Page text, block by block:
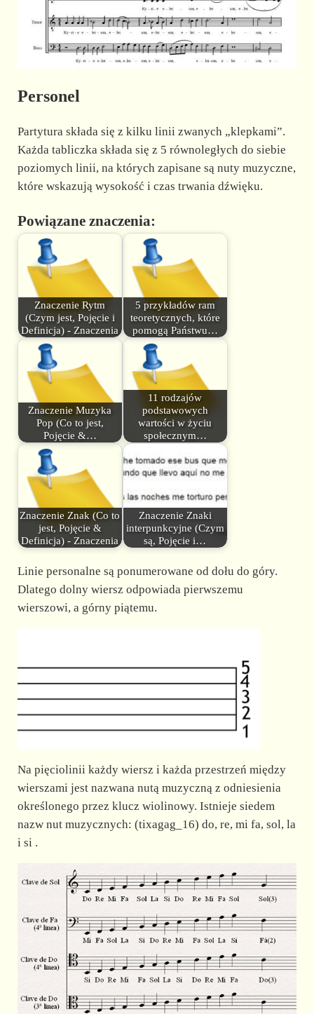
Personel
Partytura składa się z kilku linii zwanych „klepkami”.
Każda tabliczka składa się z 5 równoległych do siebie
poziomych linii, na których zapisane są nuty muzyczne,
które wskazują wysokość i czas trwania dźwięku.
Powiązane znaczenia:
Znaczenie Rytm
(Czym jest, Pojęcie i
Definicja) - Znaczenia
5 przykładów ram
teoretycznych, które
pomogą Państwu…
Znaczenie Muzyka
Pop (Co to jest,
Pojęcie &…
11 rodzajów
podstawowych
wartości w życiu
społecznym…
Znaczenie Znak (Co to
jest, Pojęcie &
Definicja) - Znaczenia
Znaczenie Znaki
interpunkcyjne (Czym
są, Pojęcie i…
Linie personalne są ponumerowane od dołu do góry.
Dlatego dolny wiersz odpowiada pierwszemu
wierszowi, a górny piątemu.
Na pięciolinii każdy wiersz i każda przestrzeń między
wierszami jest nazwana nutą muzyczną z odniesienia
określonego przez klucz wiolinowy. Istnieje siedem
nazw nut muzycznych: (tixagag_16) do, re, mi fa, sol, la
i si .